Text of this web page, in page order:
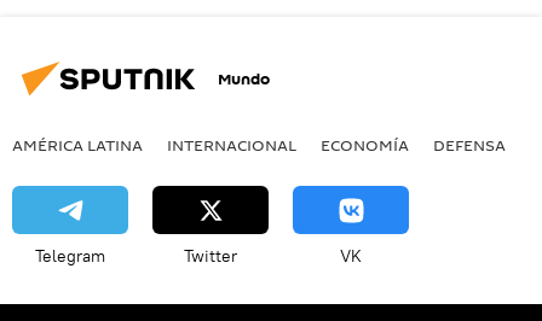
Mundo
AMÉRICA LATINA INTERNACIONAL ECONOMÍA DEFENSA
Telegram Twitter VK